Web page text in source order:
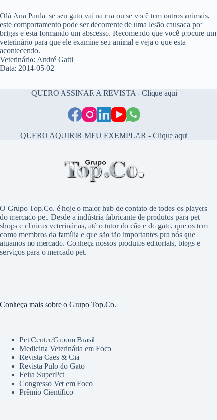
Olá Ana Paula, se seu gato vai na rua ou se você tem outros animais,
este comportamento pode ser decorrente de uma lesão causada por
brigas e esta formando um abscesso. Recomendo que você procure um
veterinário para que ele examine seu animal e veja o que esta
acontecendo.
Veterinário: André Gatti
Data: 2014-05-02
QUERO ASSINAR A REVISTA - Clique aqui
QUERO AQUIRIR MEU EXEMPLAR - Clique aqui
O Grupo Top.Co. é hoje o maior hub de contato de todos os players
do mercado pet. Desde a indústria fabricante de produtos para pet
shops e clínicas veterinárias, até o tutor do cão e do gato, que os tem
como membros da família e que são tão importantes pra nós que
atuamos no mercado. Conheça nossos produtos editoriais, blogs e
serviços para o mercado pet.
Conheça mais sobre o Grupo Top.Co.
Pet Center/Groom Brasil
Medicina Veterinária em Foco
Revista Cães & Cia
Revista Pulo do Gato
Feira SuperPet
Congresso Vet em Foco
Prêmio Científico